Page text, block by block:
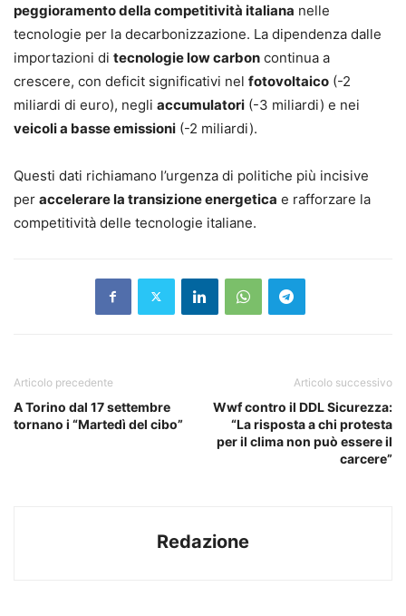
peggioramento della competitività italiana nelle
tecnologie per la decarbonizzazione. La dipendenza dalle
importazioni di tecnologie low carbon continua a
crescere, con deficit significativi nel fotovoltaico (-2
miliardi di euro), negli accumulatori (-3 miliardi) e nei
veicoli a basse emissioni (-2 miliardi).
Questi dati richiamano l’urgenza di politiche più incisive
per accelerare la transizione energetica e rafforzare la
competitività delle tecnologie italiane.
Articolo precedente
A Torino dal 17 settembre
tornano i “Martedì del cibo”
Articolo successivo
Wwf contro il DDL Sicurezza:
“La risposta a chi protesta
per il clima non può essere il
carcere”
Redazione